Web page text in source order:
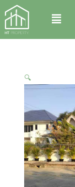
Skip
to
content
Menu
🔍